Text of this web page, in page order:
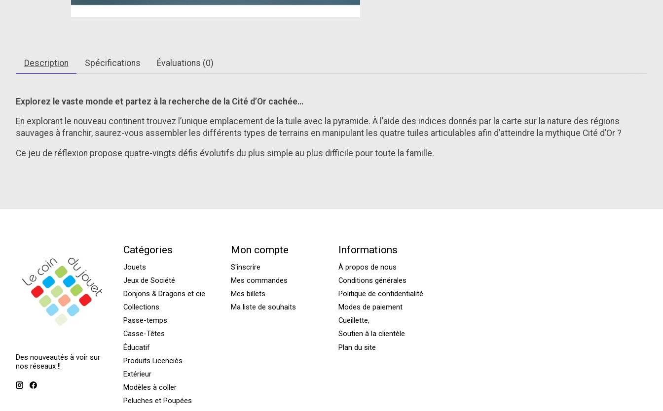
Description Spécifications Évaluations (0)
Explorez le vaste monde et partez à la recherche de la Cité d’Or cachée…
En explorant le nouveau continent trouvez l’unique emplacement de la tuile avec la pyramide. À l’aide des indices donnés par la carte sur la nature des régions
sauvages à franchir, saurez-vous assembler les différents types de terrains en manipulant les quatre tuiles articulables afin d’atteindre la mythique Cité d’Or ?
Ce jeu de réflexion propose quatre-vingts défis évolutifs du plus simple au plus difficile pour toute la famille.
Des nouveautés à voir sur
nos réseaux !!
Catégories
Jouets
Jeux de Société
Donjons & Dragons et cie
Collections
Passe-temps
Casse-Têtes
Éducatif
Produits Licenciés
Extérieur
Modèles à coller
Peluches et Poupées
Mon compte
S'inscrire
Mes commandes
Mes billets
Ma liste de souhaits
Informations
À propos de nous
Conditions générales
Politique de confidentialité
Modes de paiement
Cueillette,
Soutien à la clientèle
Plan du site